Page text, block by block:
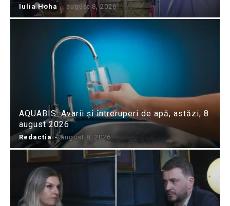
Iulia Hoha - august 8, 2026
AQUABIS: Avarii și întreruperi de apă, astăzi, 8
august 2026
Redactia - august 8, 2026